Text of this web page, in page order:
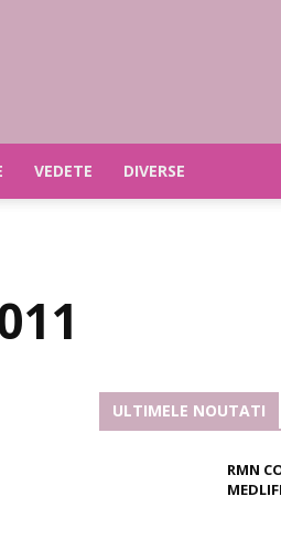
VEDETE DIVERSE
ULTIMELE NOUTATI
RMN